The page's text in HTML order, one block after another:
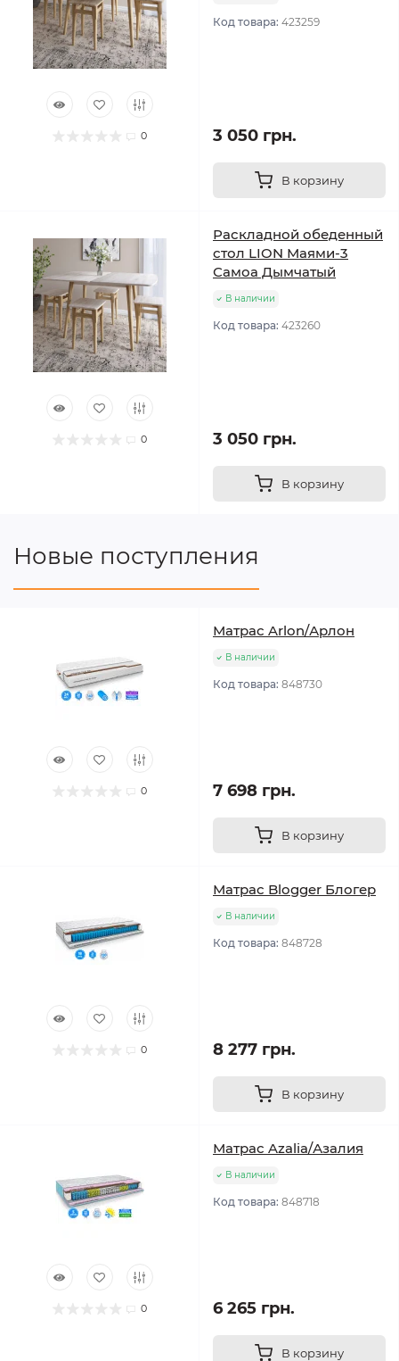
0
Код товара: 423259
3 050 грн.
В корзину
0
Раскладной обеденный
стол LION Маями-3
Самоа Дымчатый
В наличии
Код товара: 423260
3 050 грн.
В корзину
Новые поступления
0
Матрас Arlon/Арлон
В наличии
Код товара: 848730
7 698 грн.
В корзину
0
Матрас Blogger Блогер
В наличии
Код товара: 848728
8 277 грн.
В корзину
0
Матрас Azalia/Азалия
В наличии
Код товара: 848718
6 265 грн.
В корзину